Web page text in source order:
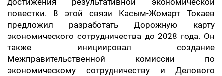
достижения результативной экономической
повестки. В этой связи Касым-Жомарт Токаев
предложил разработать Дорожную карту
экономического сотрудничества до 2028 года. Он
также инициировал создание
Межправительственной комиссии по
экономическому сотрудничеству и Делового